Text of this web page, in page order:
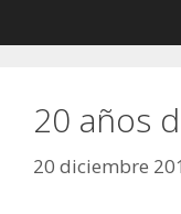
20 años
20 diciembre